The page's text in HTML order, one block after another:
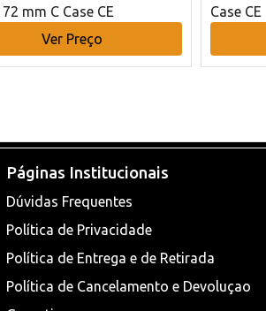
mm C Case CE
Ver Preço
Case CE
Páginas Institucionais
Dúvidas Frequentes
Política de Privacidade
Política de Entrega e de Retirada
Política de Cancelamento e Devoluçao